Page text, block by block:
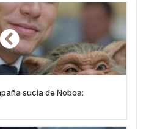
sucia de Noboa: